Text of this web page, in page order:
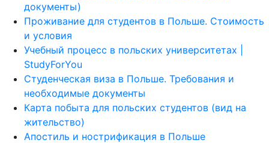
документы)
Проживание для студентов в Польше. Стоимость
и условия
Учебный процесс в польских университетах |
StudyForYou
Студенческая виза в Польше. Требования и
необходимые документы
Карта побыта для польских студентов (вид на
жительство)
Апостиль и нострификация в Польше